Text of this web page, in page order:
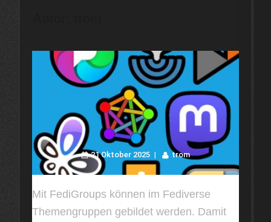
21 Oktober 2025 trom
Mit FediGroups können im Fediverse
Themengruppen gebildet werden. Damit